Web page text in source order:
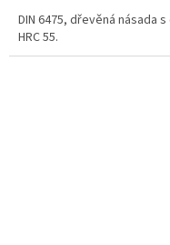
DIN 6475, dřevěná násada
HRC 55.